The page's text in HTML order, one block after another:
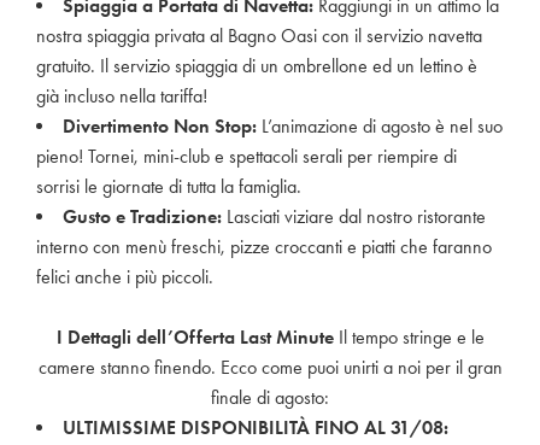
Spiaggia a Portata di Navetta: Raggiungi in un attimo la
nostra spiaggia privata al Bagno Oasi con il servizio navetta
gratuito. Il servizio spiaggia di un ombrellone ed un lettino è
già incluso nella tariffa!
Divertimento Non Stop: L’animazione di agosto è nel suo
pieno! Tornei, mini-club e spettacoli serali per riempire di
sorrisi le giornate di tutta la famiglia.
Gusto e Tradizione: Lasciati viziare dal nostro ristorante
interno con menù freschi, pizze croccanti e piatti che faranno
felici anche i più piccoli.
I Dettagli dell’Offerta Last MinuteIl tempo stringe e le
camere stanno finendo. Ecco come puoi unirti a noi per il gran
finale di agosto:
ULTIMISSIME DISPONIBILITÀ FINO AL 31/08: